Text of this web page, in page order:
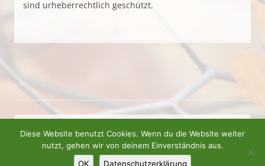
sind urheberrechtlich geschützt.
IMPRESSUM DATENSCHUTZ
Stolz präsentiert von WordPress
Diese Website benutzt Cookies. Wenn du die Website weiter
nutzt, gehen wir von deinem Einverständnis aus.
OK
Datenschutzerklärung